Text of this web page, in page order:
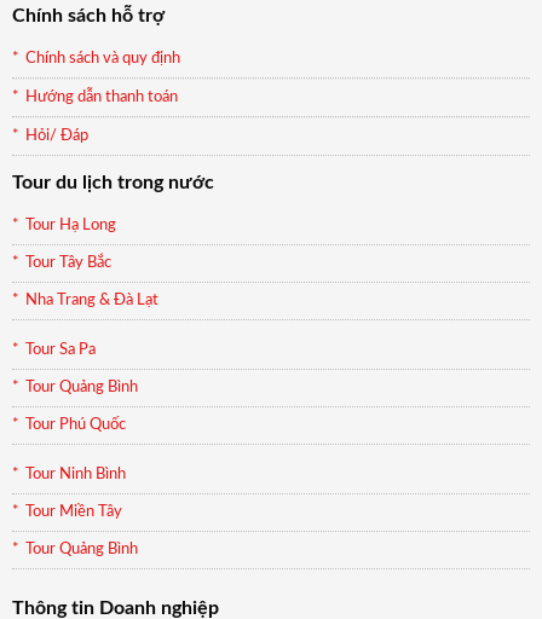
Chính sách hỗ trợ
Chính sách và quy định
Hướng dẫn thanh toán
Hỏi/ Đáp
Tour du lịch trong nước
Tour Hạ Long
Tour Tây Bắc
Nha Trang & Đà Lạt
Tour Sa Pa
Tour Quảng Bình
Tour Phú Quốc
Tour Ninh Bình
Tour Miền Tây
Tour Quảng Bình
Thông tin Doanh nghiệp